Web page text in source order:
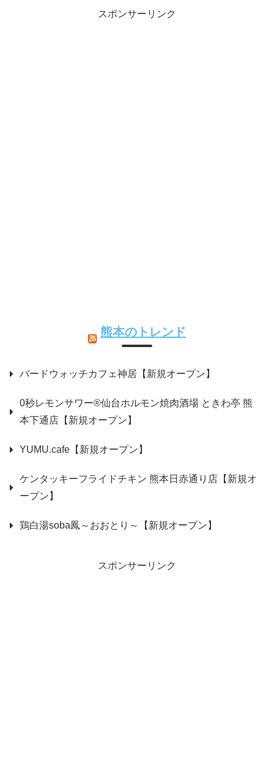
スポンサーリンク
熊本のトレンド
バードウォッチカフェ神居【新規オープン】
0秒レモンサワー®仙台ホルモン焼肉酒場 ときわ亭 熊
本下通店【新規オープン】
YUMU.cafe【新規オープン】
ケンタッキーフライドチキン 熊本日赤通り店【新規オ
ープン】
鶏白湯soba鳳～おおとり～【新規オープン】
スポンサーリンク